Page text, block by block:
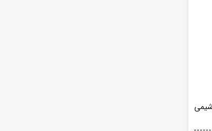
شیمی